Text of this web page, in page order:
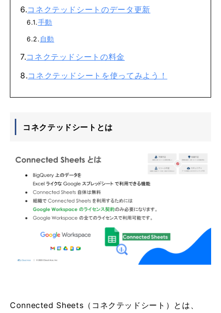
コネクテッドシートのデータ更新
手動
自動
コネクテッドシートの料金
コネクテッドシートを使ってみよう！
コネクテッドシートとは
Connected Sheets（コネクテッドシート）とは、